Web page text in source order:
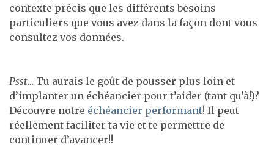
contexte précis que les différents besoins
particuliers que vous avez dans la façon dont vous
consultez vos données.
Psst… Tu aurais le goût de pousser plus loin et
d’implanter un échéancier pour t’aider (tant qu’à!)?
Découvre notre échéancier performant! Il peut
réellement faciliter ta vie et te permettre de
continuer d’avancer!!